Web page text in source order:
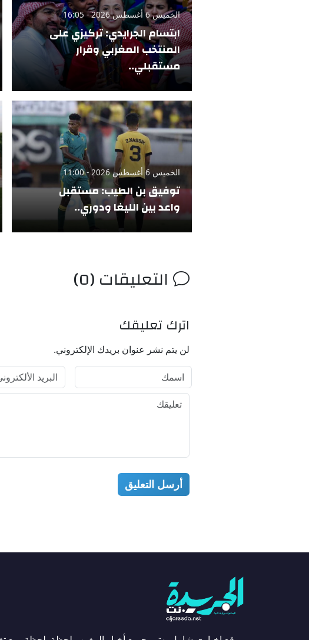
الخميس 6 أغسطس 2026 - 16:05
ابتسام الجرايدي: تركيزي على
المنتخب المغربي وقرار
مستقبلي..
الخميس 6 أغسطس 2026 - 11:00
توفيق بن الطيب: مستقبل
واعد بين الليغا ودوري..
التعليقات (0)
اترك تعليقك
لن يتم نشر عنوان بريدك الإلكتروني.
أرسل التعليق